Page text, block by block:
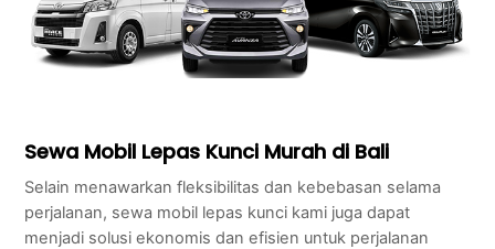
Sewa Mobil Lepas Kunci Murah di Bali
Selain menawarkan fleksibilitas dan kebebasan selama
perjalanan, sewa mobil lepas kunci kami juga dapat
menjadi solusi ekonomis dan efisien untuk perjalanan